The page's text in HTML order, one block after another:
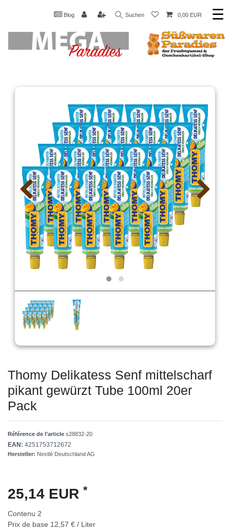
Blog Suchen 0,00 EUR ☰
Thomy Delikatess Senf mittelscharf
pikant gewürzt Tube 100ml 20er
Pack
Référence de l’article s28832-20
EAN: 4251753712672
Hersteller: Nestlé Deutschland AG
25,14 EUR *
Contenu 2
Prix de base 12,57 € / Liter